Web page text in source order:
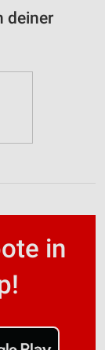
deiner
in